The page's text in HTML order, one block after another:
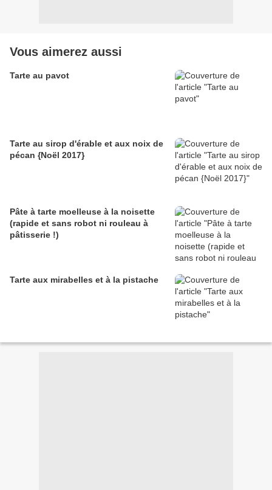
Vous aimerez aussi
Tarte au pavot
Tarte au sirop d'érable et aux noix de
pécan {Noël 2017}
Pâte à tarte moelleuse à la noisette
(rapide et sans robot ni rouleau à
pâtisserie !)
Tarte aux mirabelles et à la pistache